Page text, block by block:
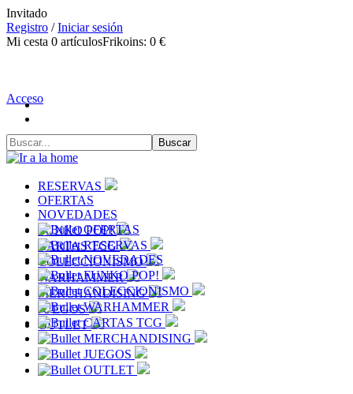
Invitado
Registro /Iniciar sesión
Mi cesta 0 artículosFrikoins: 0 €
Acceso
RESERVAS
OFERTAS
NOVEDADES
FUNKO POP!
CARTAS TCG
COLECCIONISMO
WARHAMMER
MERCHANDISING
JUEGOS
OUTLET
OFERTAS
RESERVAS
NOVEDADES
FUNKO POP!
COLECCIONISMO
WARHAMMER
CARTAS TCG
MERCHANDISING
JUEGOS
OUTLET